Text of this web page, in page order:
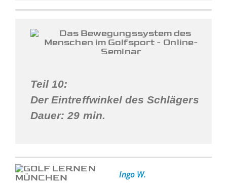
Teil 10:
Der Eintreffwinkel des Schlägers
Dauer: 29 min.
Ingo W.